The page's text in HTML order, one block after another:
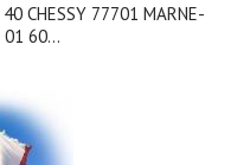
CHESSY 77701 MARNE-
01 60...